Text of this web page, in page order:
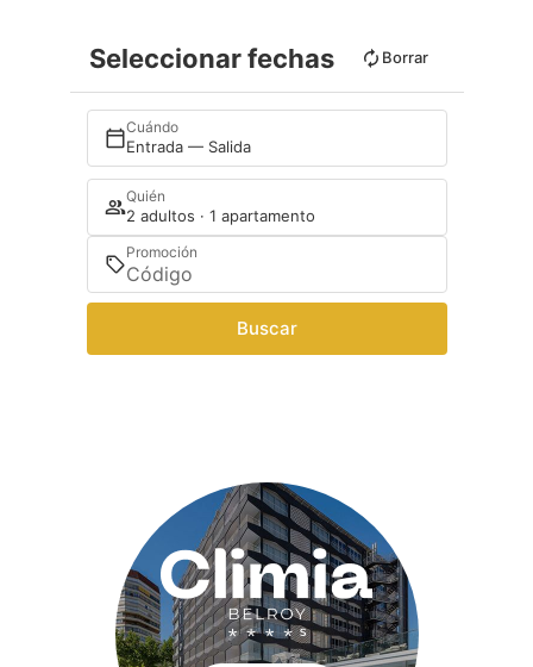
Seleccionar fechas Borrar
Cuándo
Entrada — Salida
Quién
2 adultos · 1 apartamento
Promoción
Buscar